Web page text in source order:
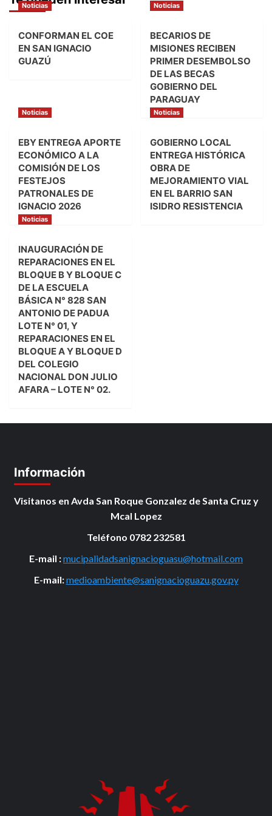
Noticias
CONFORMAN EL COE
EN SAN IGNACIO
GUAZÚ
Noticias
BECARIOS DE
MISIONES RECIBEN
PRIMER DESEMBOLSO
DE LAS BECAS
GOBIERNO DEL
PARAGUAY
Noticias
EBY ENTREGA APORTE
ECONÓMICO A LA
COMISIÓN DE LOS
FESTEJOS
PATRONALES DE
IGNACIO 2026
Noticias
GOBIERNO LOCAL
ENTREGA HISTÓRICA
OBRA DE
MEJORAMIENTO VIAL
EN EL BARRIO SAN
ISIDRO RESISTENCIA
Noticias
INAUGURACIÓN DE
REPARACIONES EN EL
BLOQUE B Y BLOQUE C
DE LA ESCUELA
BÁSICA N° 828 SAN
ANTONIO DE PADUA
LOTE N° 01, Y
REPARACIONES EN EL
BLOQUE A Y BLOQUE D
DEL COLEGIO
NACIONAL DON JULIO
AFARA – LOTE N° 02.
Información
Visitanos en Avda San Roque Gonzalez de Santa Cruz y
Mcal Lopez
Teléfono 0782 232581
E-mail :mucipalidadsanignacioguasu@hotmail.com
E-mail:medioambiente@sanignacioguazu.gov.py